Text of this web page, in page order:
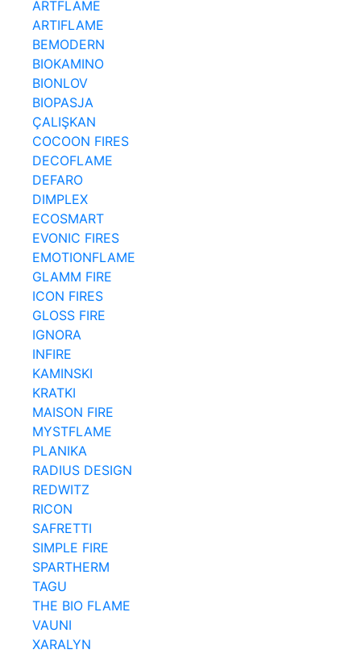
ARTFLAME
ARTIFLAME
BEMODERN
BIOKAMINO
BIONLOV
BIOPASJA
ÇALIŞKAN
COCOON FIRES
DECOFLAME
DEFARO
DIMPLEX
ECOSMART
EVONIC FIRES
EMOTIONFLAME
GLAMM FIRE
ICON FIRES
GLOSS FIRE
IGNORA
INFIRE
KAMINSKI
KRATKI
MAISON FIRE
MYSTFLAME
PLANIKA
RADIUS DESIGN
REDWITZ
RICON
SAFRETTI
SIMPLE FIRE
SPARTHERM
TAGU
THE BIO FLAME
VAUNI
XARALYN